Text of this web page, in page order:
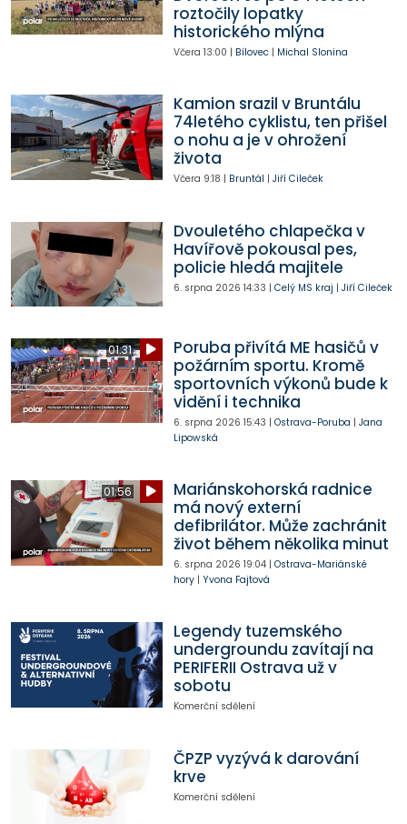
roztočily lopatky
historického mlýna
Včera 13:00 | Bílovec| Michal Slonina
Kamion srazil v Bruntálu
74letého cyklistu, ten přišel
o nohu a je v ohrožení
života
Včera 9:18 | Bruntál | Jiří Cileček
Dvouletého chlapečka v
Havířově pokousal pes,
policie hledá majitele
6. srpna 2026 14:33 | Celý MS kraj | Jiří Cileček
01:31
Poruba přivítá ME hasičů v
požárním sportu. Kromě
sportovních výkonů bude k
vidění i technika
6. srpna 2026 15:43 | Ostrava-Poruba | Jana
Lipowská
01:56
Mariánskohorská radnice
má nový externí
defibrilátor. Může zachránit
život během několika minut
6. srpna 2026 19:04| Ostrava-Mariánské
hory| Yvona Fajtová
Legendy tuzemského
undergroundu zavítají na
PERIFERII Ostrava už v
sobotu
Komerční sdělení
ČPZP vyzývá k darování
krve
Komerční sdělení